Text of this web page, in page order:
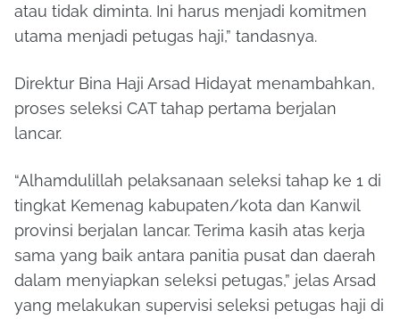
atau tidak diminta. Ini harus menjadi komitmen
utama menjadi petugas haji,” tandasnya.
Direktur Bina Haji Arsad Hidayat menambahkan,
proses seleksi CAT tahap pertama berjalan
lancar.
“Alhamdulillah pelaksanaan seleksi tahap ke 1 di
tingkat Kemenag kabupaten/kota dan Kanwil
provinsi berjalan lancar. Terima kasih atas kerja
sama yang baik antara panitia pusat dan daerah
dalam menyiapkan seleksi petugas,” jelas Arsad
yang melakukan supervisi seleksi petugas haji di